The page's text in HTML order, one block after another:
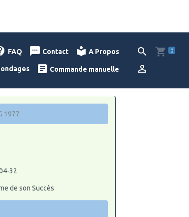
FAQ Contact A Propos
Commande manuelle
0
1977
32
de son Succès